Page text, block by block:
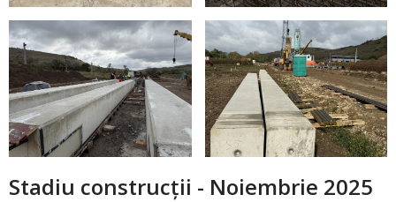
Stadiu construcții - Noiembrie 2025